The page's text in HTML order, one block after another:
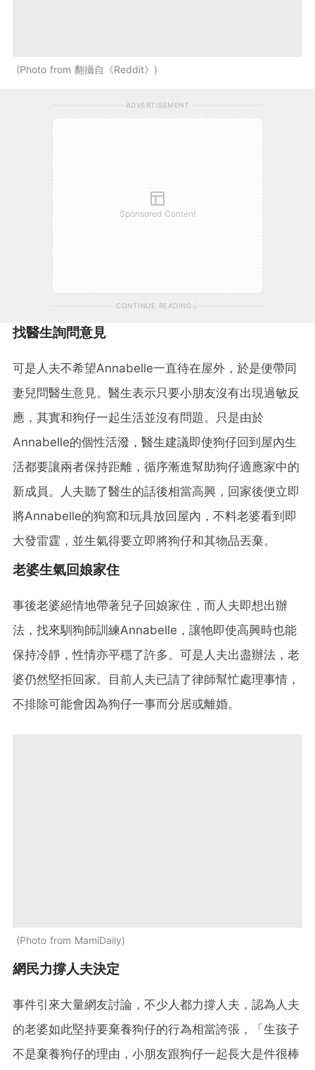
Photo from 翻攝自《Reddit》
ADVERTISEMENT
Sponsored Content
CONTINUE READING
找醫生詢問意見
可是人夫不希望Annabelle一直待在屋外，於是便帶同
妻兒問醫生意見。醫生表示只要小朋友沒有出現過敏反
應，其實和狗仔一起生活並沒有問題。只是由於
Annabelle的個性活潑，醫生建議即使狗仔回到屋內生
活都要讓兩者保持距離，循序漸進幫助狗仔適應家中的
新成員。人夫聽了醫生的話後相當高興，回家後便立即
將Annabelle的狗窩和玩具放回屋內，不料老婆看到即
大發雷霆，並生氣得要立即將狗仔和其物品丟棄。
老婆生氣回娘家住
事後老婆絕情地帶著兒子回娘家住，而人夫即想出辦
法，找來馴狗師訓練Annabelle，讓牠即使高興時也能
保持冷靜，性情亦平穩了許多。可是人夫出盡辦法，老
婆仍然堅拒回家。目前人夫已請了律師幫忙處理事情，
不排除可能會因為狗仔一事而分居或離婚。
Photo from MamiDaily
網民力撐人夫決定
事件引來大量網友討論，不少人都力撐人夫，認為人夫
的老婆如此堅持要棄養狗仔的行為相當誇張，「生孩子
不是棄養狗仔的理由，小朋友跟狗仔一起長大是件很棒